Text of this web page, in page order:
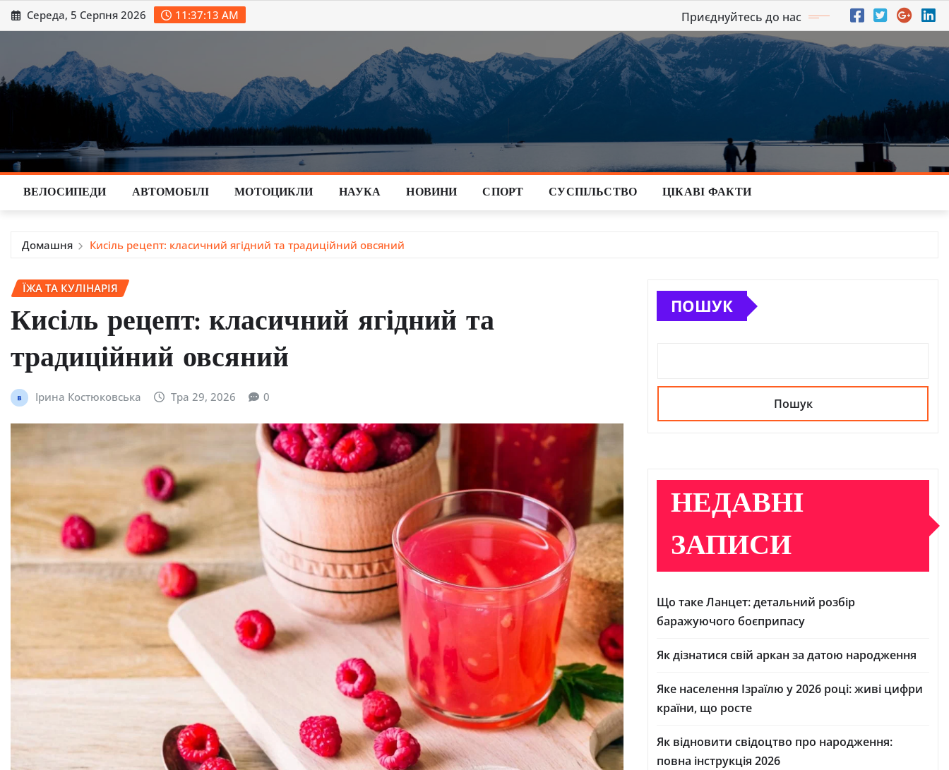
Перейти
до
Середа, 5 Серпня 2026 11:37:14 AM Приєднуйтесь до нас
ВЕЛОСИПЕДИ АВТОМОБІЛІ МОТОЦИКЛИ НАУКА НОВИНИ СПОРТ СУСПІЛЬСТВО ЦІКАВІ ФАКТИ
Домашня Кисіль рецепт: класичний ягідний та традиційний овсяний
ЇЖА ТА КУЛІНАРІЯ
Кисіль рецепт: класичний ягідний та
традиційний овсяний
Ірина Костюковська Тра 29, 2026 0
ПОШУК
Пошук
НЕДАВНІ
ЗАПИСИ
Що таке Ланцет: детальний розбір
баражуючого боєприпасу
Як дізнатися свій аркан за датою народження
Яке населення Ізраїлю у 2026 році: живі цифри
країни, що росте
Як відновити свідоцтво про народження:
повна інструкція 2026